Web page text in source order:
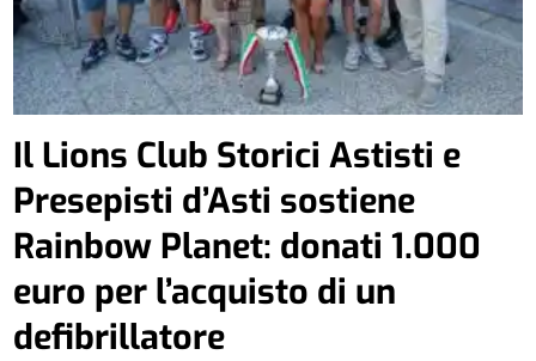
Il Lions Club Storici Astisti e
Presepisti d’Asti sostiene
Rainbow Planet: donati 1.000
euro per l’acquisto di un
defibrillatore